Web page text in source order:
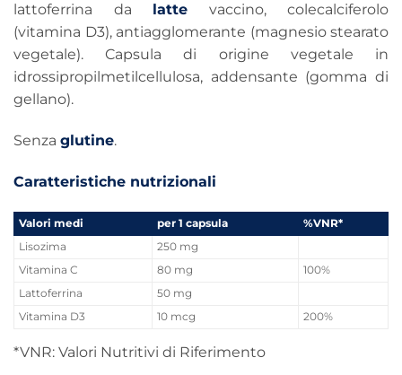
lattoferrina da latte vaccino, colecalciferolo
(vitamina D3), antiagglomerante (magnesio stearato
vegetale). Capsula di origine vegetale in
idrossipropilmetilcellulosa, addensante (gomma di
gellano).
Senza glutine.
Caratteristiche nutrizionali
Valori medi per 1 capsula
%VNR*
Lisozima
250 mg
Vitamina C
80 mg
100%
Lattoferrina
50 mg
Vitamina D3
10 mcg 200%
*VNR: Valori Nutritivi di Riferimento